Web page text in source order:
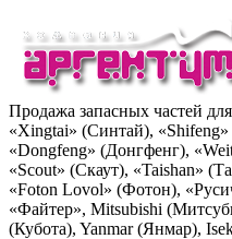
Продажа запасных частей
«Xingtai» (Синтай),
«Dongfeng» (Донгфенг),
«Scout» (Скаут), «Taishan»
«Foton Lovol» (Фотон),
«Файтер», Mitsubishi
(Кубота), Yanmar (Янмар),